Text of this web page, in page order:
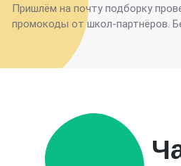
Пришлём на почту подборку
промокоды от школ-партнёров.